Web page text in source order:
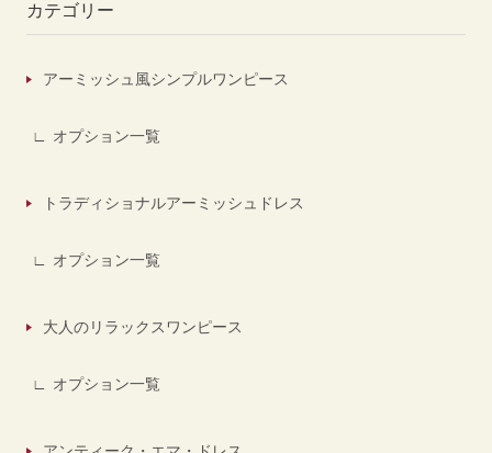
カテゴリー
アーミッシュ風シンプルワンピース
オプション一覧
トラディショナルアーミッシュドレス
オプション一覧
大人のリラックスワンピース
オプション一覧